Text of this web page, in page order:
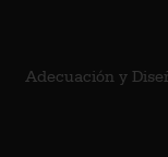
Adecuación y